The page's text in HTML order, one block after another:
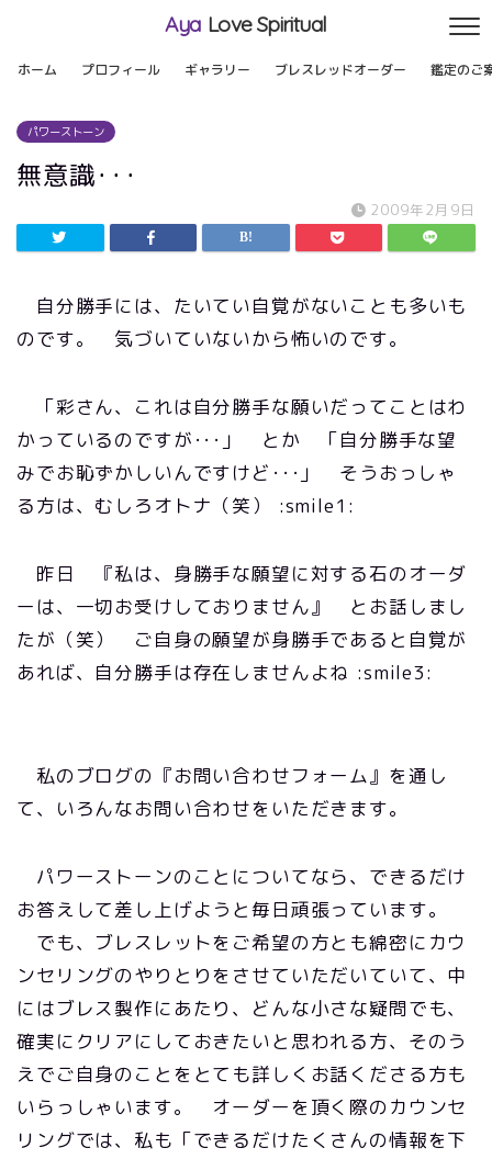
Aya Love Spiritual
ホーム プロフィール ギャラリー ブレスレッドオーダー 鑑定のご
パワーストーン
無意識･･･
2009年2月9日
自分勝手には、たいてい自覚がないことも多いも
のです。 気づいていないから怖いのです。
「彩さん、これは自分勝手な願いだってことはわ
かっているのですが･･･」 とか 「自分勝手な望
みでお恥ずかしいんですけど･･･」 そうおっしゃ
る方は、むしろオトナ（笑） :smile1:
昨日 『私は、身勝手な願望に対する石のオーダ
ーは、一切お受けしておりません』 とお話しまし
たが（笑） ご自身の願望が身勝手であると自覚が
あれば、自分勝手は存在しませんよね :smile3:
私のブログの『お問い合わせフォーム』を通し
て、いろんなお問い合わせをいただきます。
パワーストーンのことについてなら、できるだけ
お答えして差し上げようと毎日頑張っています。
でも、ブレスレットをご希望の方とも綿密にカウ
ンセリングのやりとりをさせていただいていて、中
にはブレス製作にあたり、どんな小さな疑問でも、
確実にクリアにしておきたいと思われる方、そのう
えでご自身のことをとても詳しくお話くださる方も
いらっしゃいます。 オーダーを頂く際のカウンセ
リングでは、私も「できるだけたくさんの情報を下